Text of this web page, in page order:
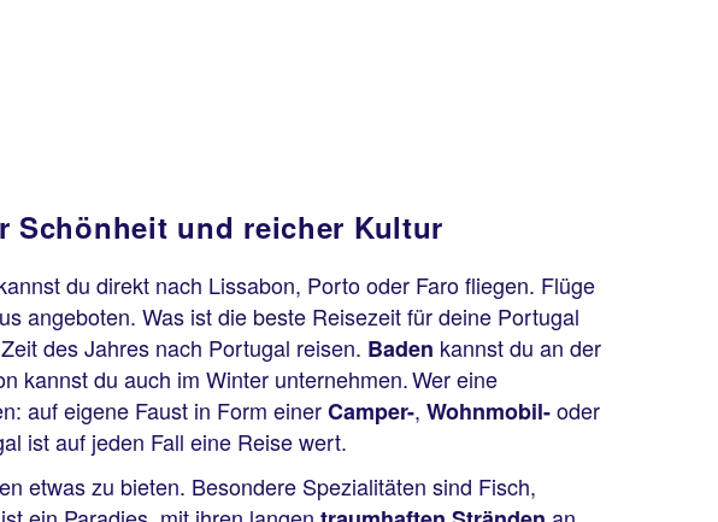
Schönheit und reicher Kultur
du direkt nach Lissabon, Porto oder Faro fliegen. Flüge
angeboten. Was ist die beste Reisezeit für deine Portugal
des Jahres nach Portugal reisen. Baden kannst du an der
kannst du auch im Winter unternehmen. Wer eine
auf eigene Faust in Form einerCamper-, Wohnmobil-oder
ist auf jeden Fall eine Reise wert.
etwas zu bieten. Besondere Spezialitäten sind Fisch,